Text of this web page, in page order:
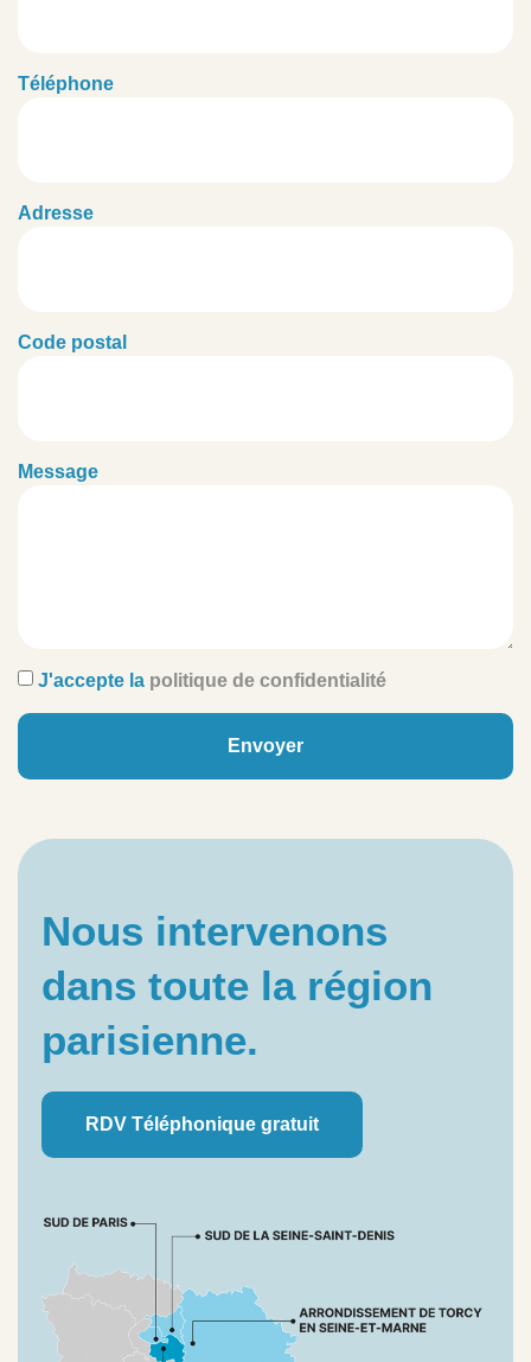
Téléphone
Adresse
Code postal
Message
J'accepte la politique de confidentialité
Envoyer
Nous intervenons
dans toute la région
parisienne.
RDV Téléphonique gratuit